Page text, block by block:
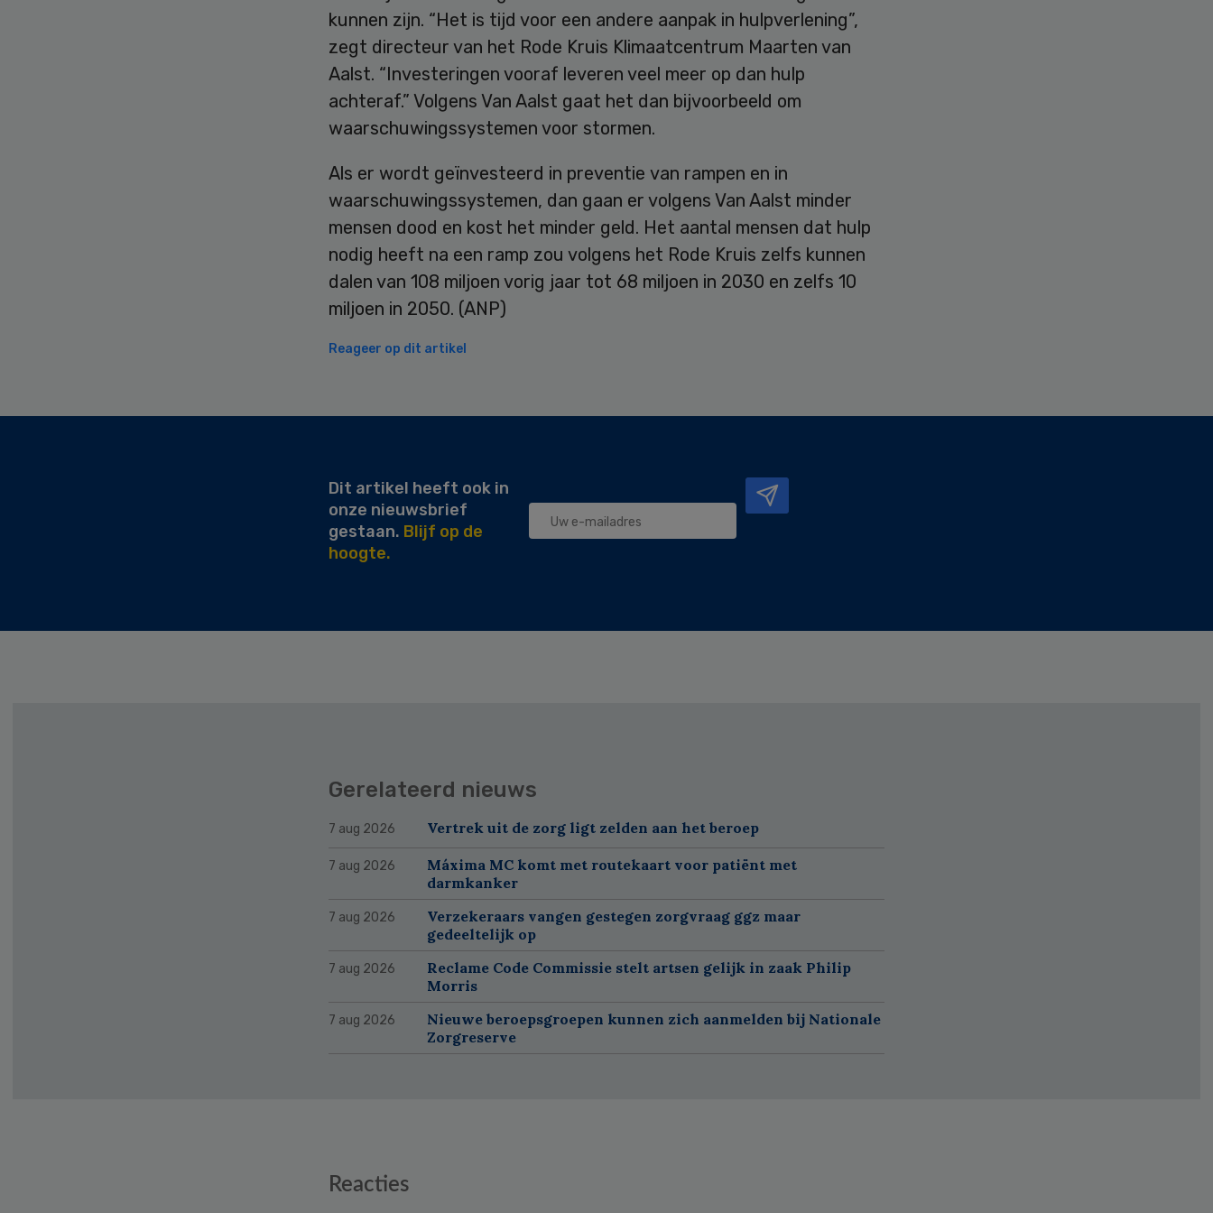
kunnen zijn. “Het is tijd voor een andere aanpak in hulpverlening”,
zegt directeur van het Rode Kruis Klimaatcentrum Maarten van
Aalst. “Investeringen vooraf leveren veel meer op dan hulp
achteraf.” Volgens Van Aalst gaat het dan bijvoorbeeld om
waarschuwingssystemen voor stormen.
Als er wordt geïnvesteerd in preventie van rampen en in
waarschuwingssystemen, dan gaan er volgens Van Aalst minder
mensen dood en kost het minder geld. Het aantal mensen dat hulp
nodig heeft na een ramp zou volgens het Rode Kruis zelfs kunnen
dalen van 108 miljoen vorig jaar tot 68 miljoen in 2030 en zelfs 10
miljoen in 2050. (ANP)
Reageer op dit artikel
Dit artikel heeft ook in
onze nieuwsbrief
gestaan. Blijf op de
hoogte.
Gerelateerd nieuws
7 aug 2026 Vertrek uit de zorg ligt zelden aan het beroep
7 aug 2026
Máxima MC komt met routekaart voor patiënt met
darmkanker
7 aug 2026
Verzekeraars vangen gestegen zorgvraag ggz maar
gedeeltelijk op
7 aug 2026
Reclame Code Commissie stelt artsen gelijk in zaak Philip
Morris
7 aug 2026
Nieuwe beroepsgroepen kunnen zich aanmelden bij Nationale
Zorgreserve
Reacties